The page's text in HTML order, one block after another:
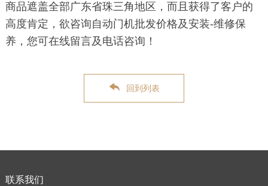
商品遮盖全部广东省珠三角地区，而且获得了客户的
高度肯定，欲咨询自动门机批发价格及安装-维修保
养，您可在线留言及电话咨询！
回到列表
联系我们